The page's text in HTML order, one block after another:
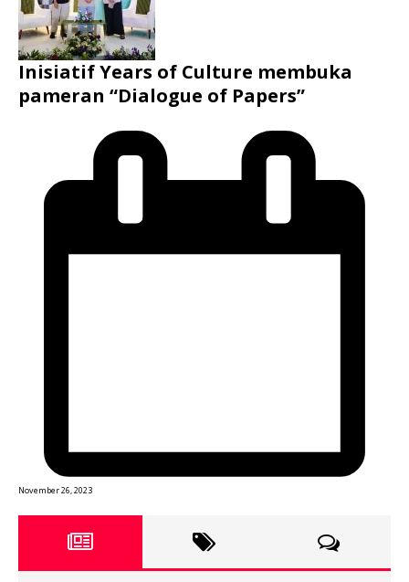
Inisiatif Years of Culture membuka
pameran “Dialogue of Papers”
November 26, 2023